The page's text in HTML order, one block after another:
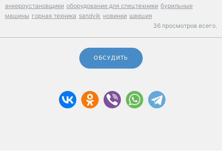
анкероустановщики оборудование для спецтехники бурильные
машины горная техника sandvik новинки швеция
36 просмотров всего.
ОБСУДИТЬ